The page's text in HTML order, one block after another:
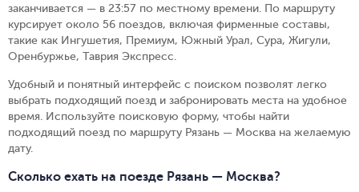
заканчивается — в 23:57 по местному времени. По маршруту
курсирует около 56 поездов, включая фирменные составы,
такие как Ингушетия, Премиум, Южный Урал, Сура, Жигули,
Оренбуржье, Таврия Экспресс.
Удобный и понятный интерфейс с поиском позволят легко
выбрать подходящий поезд и забронировать места на удобное
время. Используйте поисковую форму, чтобы найти
подходящий поезд по маршруту Рязань — Москва на желаемую
дату.
Сколько ехать на поезде Рязань — Москва?